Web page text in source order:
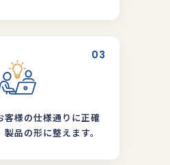
03
客様の仕様通りに正確
品の形に整えます。